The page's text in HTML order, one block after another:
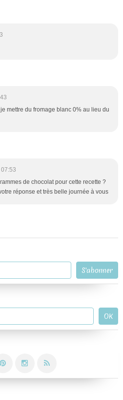
mettre du fromage blanc 0% au lieu du
de chocolat pour cette recette ?
réponse et très belle journée à vous